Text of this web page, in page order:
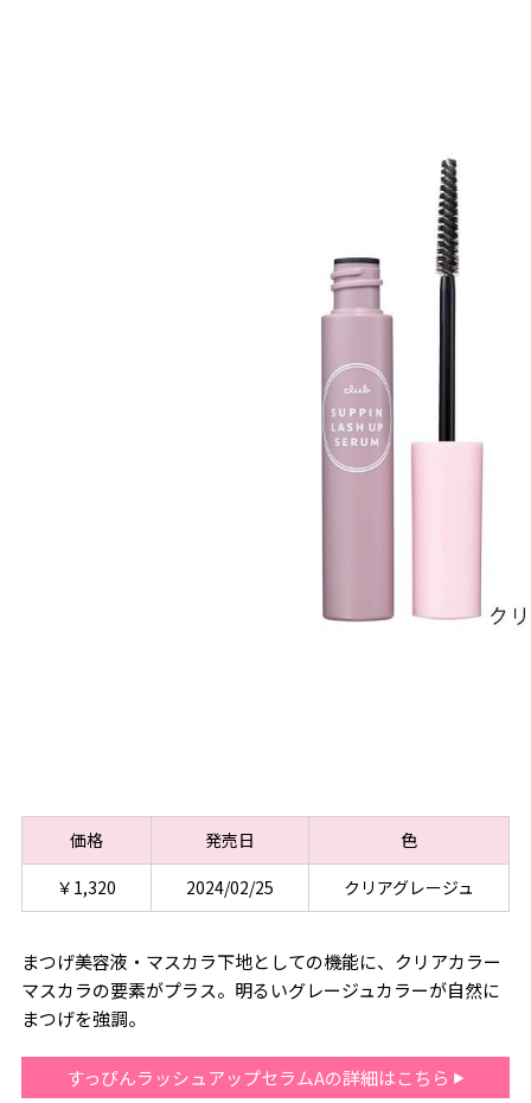
価格 発売日
色
￥1,320
2024/02/25 クリアグレージュ
まつげ美容液・マスカラ下地としての機能に、クリアカラー
マスカラの要素がプラス。明るいグレージュカラーが自然に
まつげを強調。
すっぴんラッシュアップセラムAの詳細はこちら